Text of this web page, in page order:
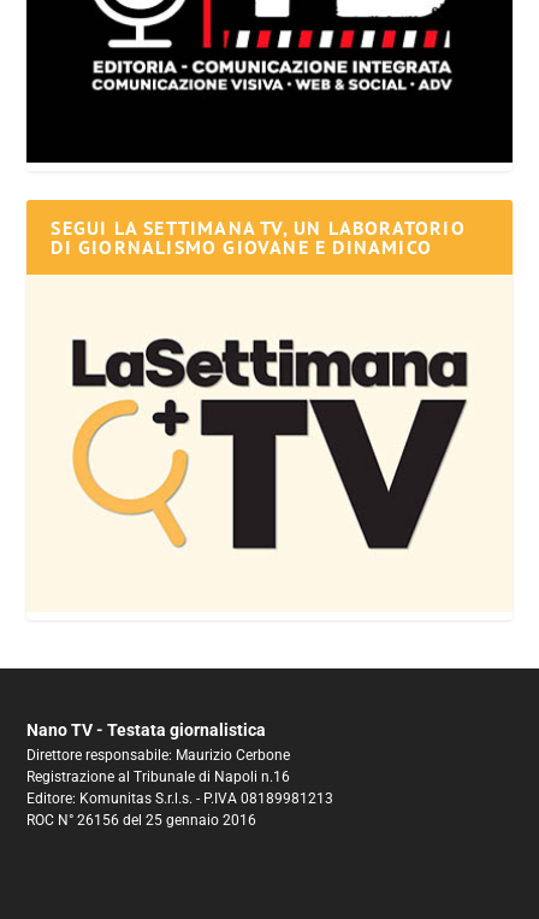
SEGUI LA SETTIMANA TV, UN LABORATORIO
DI GIORNALISMO GIOVANE E DINAMICO
Nano TV - Testata giornalistica
Direttore responsabile: Maurizio Cerbone
Registrazione al Tribunale di Napoli n.16
Editore: Komunitas S.r.l.s. - P.IVA 08189981213
ROC N° 26156 del 25 gennaio 2016